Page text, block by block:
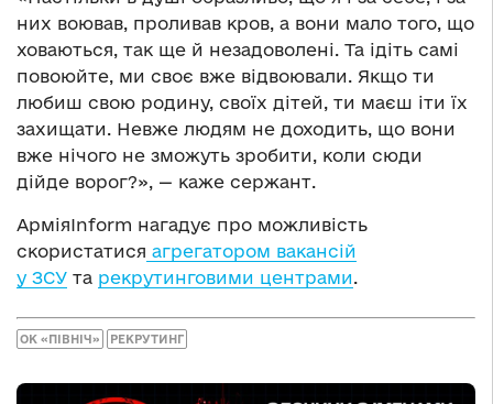
них воював, проливав кров, а вони мало того, що
ховаються, так ще й незадоволені. Та ідіть самі
повоюйте, ми своє вже відвоювали. Якщо ти
любиш свою родину, своїх дітей, ти маєш іти їх
захищати. Невже людям не доходить, що вони
вже нічого не зможуть зробити, коли сюди
дійде ворог?», — каже сержант.
АрміяInform нагадує про можливість
скористатися агрегатором вакансій
у ЗСУ та рекрутинговими центрами.
ОК «ПІВНІЧ» РЕКРУТИНГ